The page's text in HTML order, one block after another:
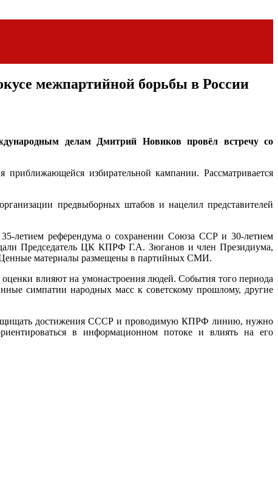
межпартийной борьбы в России
делам Дмитрий Новиков провёл встречу со
избирательной кампании. Рассматривается
предвыборных штабов и нацелил представителей
летием референдума о сохранении Союза ССР и 30-летием
Председатель ЦК КПРФ Г.А. Зюганов и член Президиума,
Ценные материалы размещены в партийных СМИ.
влияют на умонастроения людей. События того периода
симпатии народных масс к советскому прошлому, другие
достижения СССР и проводимую КПРФ линию, нужно
в информационном потоке и влиять на его